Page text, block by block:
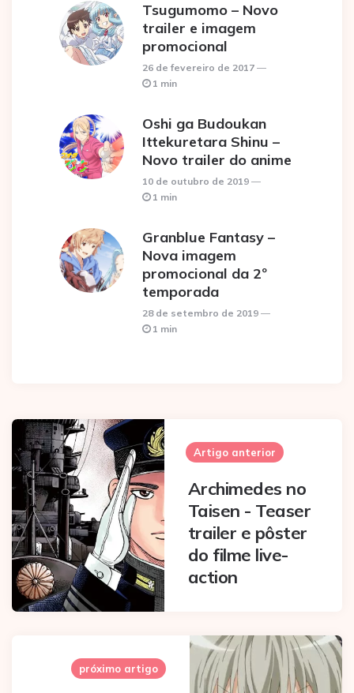
Tsugumomo – Novo
trailer e imagem
promocional
26 de fevereiro de 2017
1 min
Oshi ga Budoukan
Ittekuretara Shinu –
Novo trailer do anime
10 de outubro de 2019
1 min
Granblue Fantasy –
Nova imagem
promocional da 2º
temporada
28 de setembro de 2019
1 min
Post
navigation
Artigo anterior
Archimedes no
Taisen - Teaser
trailer e pôster
do filme live-
action
próximo artigo